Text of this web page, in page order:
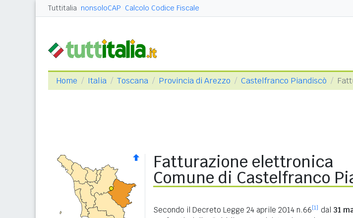
Tuttitalia nonsoloCAP Calcolo Codice Fiscale
Home Italia Toscana Provincia di Arezzo Castelfranco Piandiscò
Fatturazione elettronica
Comune di Castelfranco
Secondo il Decreto Legge 24 aprile 2014 n.66[1] dal 31